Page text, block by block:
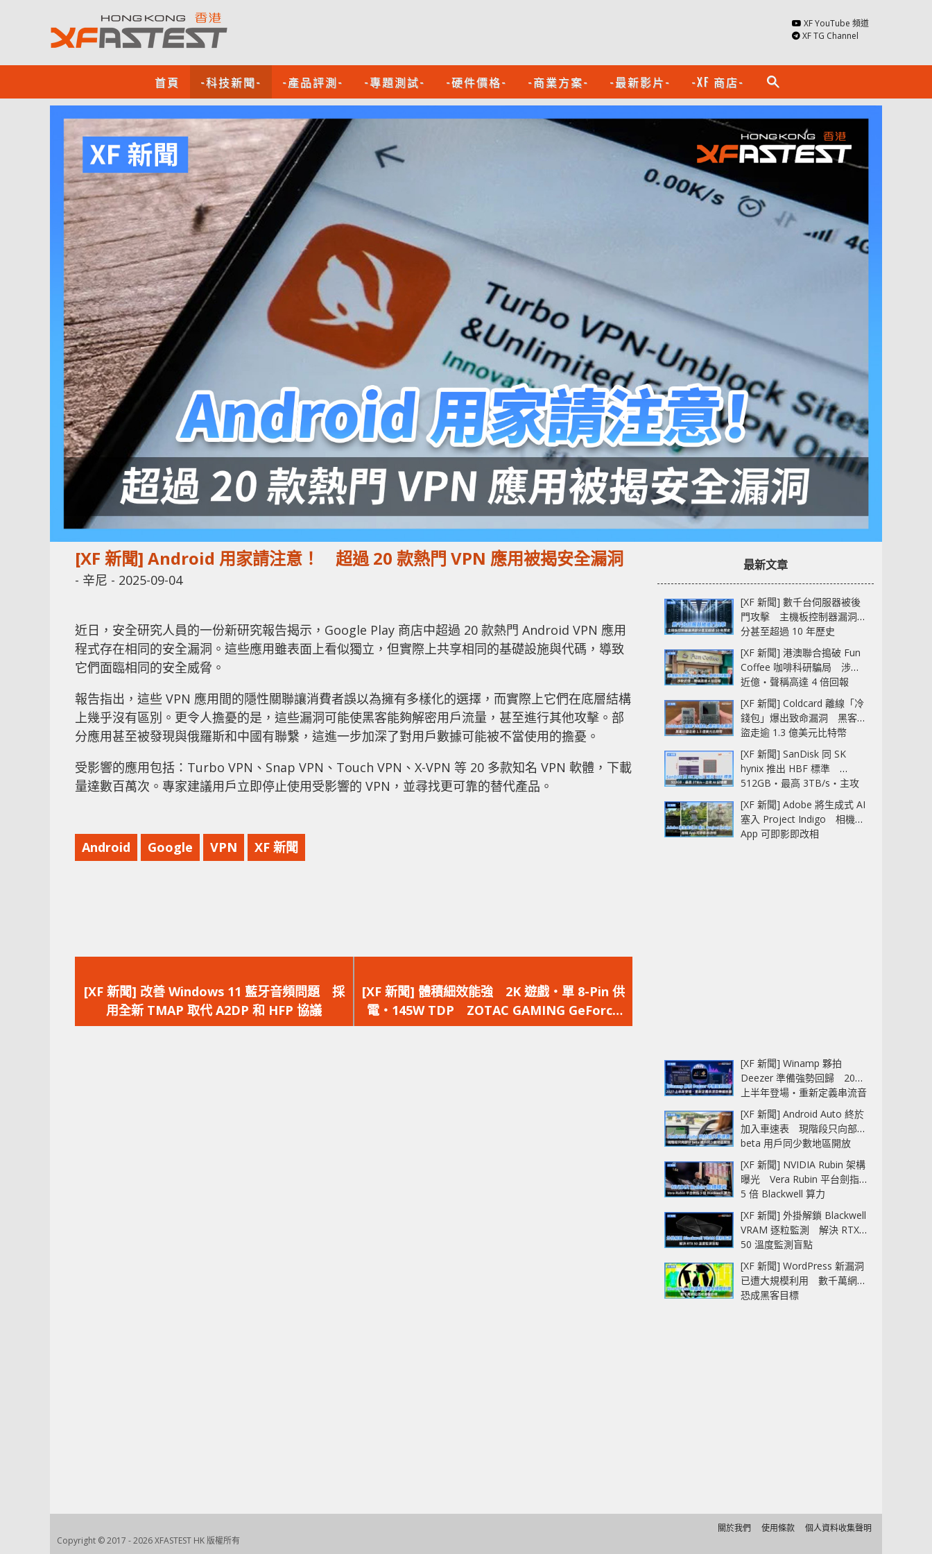
XF YouTube 頻道
XF TG Channel
首頁 -科技新聞- -產品評測- -專題測試- -硬件價格- -商業方案- -最新影片- -XF 商店- search
[XF 新聞] Android 用家請注意！ 超過 20 款熱門 VPN 應用被揭安全漏洞
- 辛尼 - 2025-09-04
近日，安全研究人員的一份新研究報告揭示，Google Play 商店中超過 20 款熱門 Android VPN 應用
程式存在相同的安全漏洞。這些應用雖表面上看似獨立，但實際上共享相同的基礎設施與代碼，導致
它們面臨相同的安全威脅。
報告指出，這些 VPN 應用間的隱性關聯讓消費者誤以為擁有多樣化的選擇，而實際上它們在底層結構
上幾乎沒有區別。更令人擔憂的是，這些漏洞可能使黑客能夠解密用戶流量，甚至進行其他攻擊。部
分應用甚至被發現與俄羅斯和中國有聯繫，這進一步加深了對用戶數據可能被不當使用的擔憂。
受影響的應用包括：Turbo VPN、Snap VPN、Touch VPN、X-VPN 等 20 多款知名 VPN 軟體，下載
量達數百萬次。專家建議用戶立即停止使用受影響的 VPN，並尋找更可靠的替代產品。
Android Google VPN XF 新聞
一
篇
文
[XF 新聞] 改善 Windows 11 藍牙音頻問題 採
用全新 TMAP 取代 A2DP 和 HFP 協議
一
篇
文
[XF 新聞] 體積細效能強 2K 遊戲‧單 8-Pin 供
電‧145W TDP ZOTAC GAMING GeForce
RTX 5060 Low Profile
最新文章
[XF 新聞] 數千台伺服器被後
門攻擊 主機板控制器漏洞部
分甚至超過 10 年歷史
[XF 新聞] 港澳聯合搗破 Fun
Coffee 咖啡科研騙局 涉款
近億‧聲稱高達 4 倍回報
[XF 新聞] Coldcard 離線「冷
錢包」爆出致命漏洞 黑客已
盜走逾 1.3 億美元比特幣
[XF 新聞] SanDisk 同 SK
hynix 推出 HBF 標準
512GB‧最高 3TB/s‧主攻
AI 記憶體
[XF 新聞] Adobe 將生成式 AI
塞入 Project Indigo 相機
App 可即影即改相
[XF 新聞] Winamp 夥拍
Deezer 準備強勢回歸 2027
上半年登場‧重新定義串流音
樂播放器
[XF 新聞] Android Auto 終於
加入車速表 現階段只向部分
beta 用戶同少數地區開放
[XF 新聞] NVIDIA Rubin 架構
曝光 Vera Rubin 平台劍指
5 倍 Blackwell 算力
[XF 新聞] 外掛解鎖 Blackwell
VRAM 逐粒監測 解決 RTX
50 溫度監測盲點
[XF 新聞] WordPress 新漏洞
已遭大規模利用 數千萬網站
恐成黑客目標
Copyright © 2017 - 2026 XFASTEST HK 版權所有
關於我們 使用條款 個人資料收集聲明